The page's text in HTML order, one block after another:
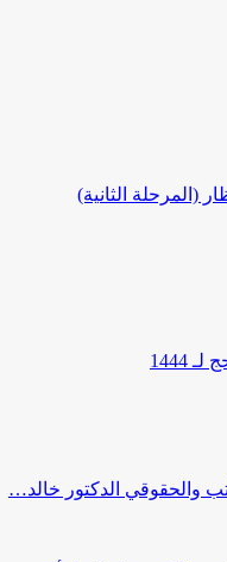
(المرحلة الثانية)
والحقوقي الدكتور خالد…